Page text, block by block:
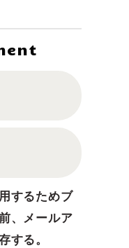
するためブ
、メールア
する。